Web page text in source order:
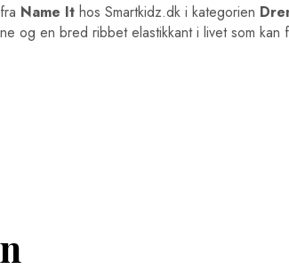
fra Name It hos Smartkidz.dk i kategorien
og en bred ribbet elastikkant i livet som